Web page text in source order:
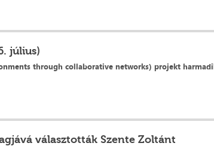
július)
through collaborative networks) projekt
választották Szente Zoltánt